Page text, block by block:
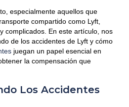
especialmente aquellos que
compartido como Lyft,
complicados. En este artículo, nos
de los accidentes de Lyft y cómo
juegan un papel esencial en
la compensación que
Los Accidentes